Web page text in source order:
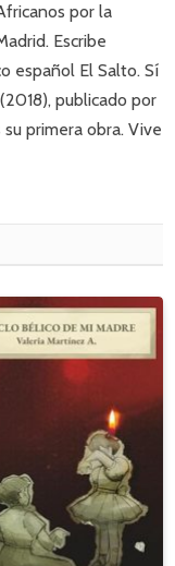
por la
Escribe
español El Salto. Sí
publicado por
primera obra. Vive